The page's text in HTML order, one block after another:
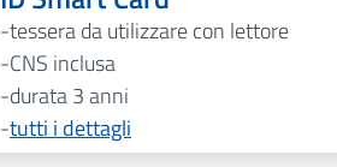
tessera da utilizzare con lettore
CNS inclusa
durata 3 anni
tutti i dettagli